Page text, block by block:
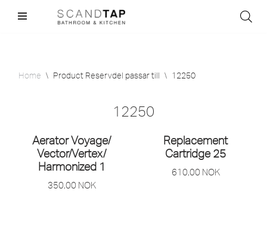
Home \ Product Reservdel passar till \ 12250
12250
Aerator Voyage/
Vector/Vertex/
Harmonized 1
350,00 NOK
Replacement
Cartridge 25
610,00 NOK